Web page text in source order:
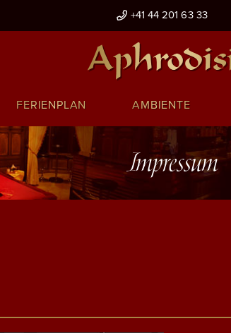
+41 44 201 63 33
FERIENPLAN AMBIENTE
Impressum